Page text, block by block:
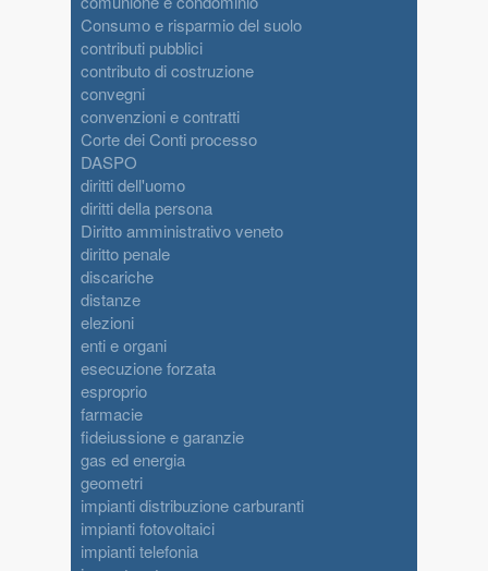
Consumo e risparmio del suolo
contributi pubblici
contributo di costruzione
convegni
convenzioni e contratti
Corte dei Conti processo
DASPO
diritti dell'uomo
diritti della persona
Diritto amministrativo veneto
diritto penale
discariche
distanze
elezioni
enti e organi
esecuzione forzata
esproprio
farmacie
fideiussione e garanzie
gas ed energia
geometri
impianti distribuzione carburanti
impianti fotovoltaici
impianti telefonia